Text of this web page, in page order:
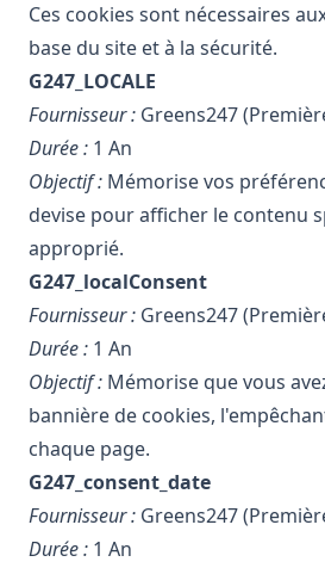
Ces cookies sont nécessaires
base du site et à la sécurité.
G247_LOCALE
Fournisseur : Greens247
Durée : 1 An
Objectif : Mémorise vos
devise pour afficher le contenu
approprié.
G247_localConsent
Fournisseur : Greens247
Durée : 1 An
Objectif : Mémorise que vous
bannière de cookies,
chaque page.
G247_consent_date
Fournisseur : Greens247
Durée : 1 An